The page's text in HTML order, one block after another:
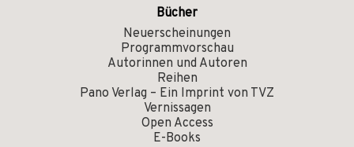
Bücher
Neuerscheinungen
Programmvorschau
Autorinnen und Autoren
Reihen
Pano Verlag – Ein Imprint von TVZ
Vernissagen
Open Access
E-Books